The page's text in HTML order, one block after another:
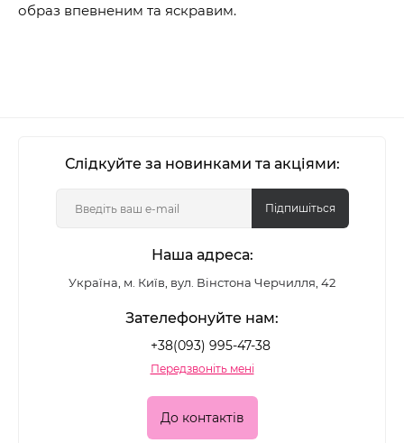
образ впевненим та яскравим.
Слідкуйте за новинками та акціями:
Підпишіться
Наша адреса:
Україна, м. Київ, вул. Вінстона Черчилля, 42
Зателефонуйте нам:
+38(093) 995-47-38
Передзвоніть мені
До контактів